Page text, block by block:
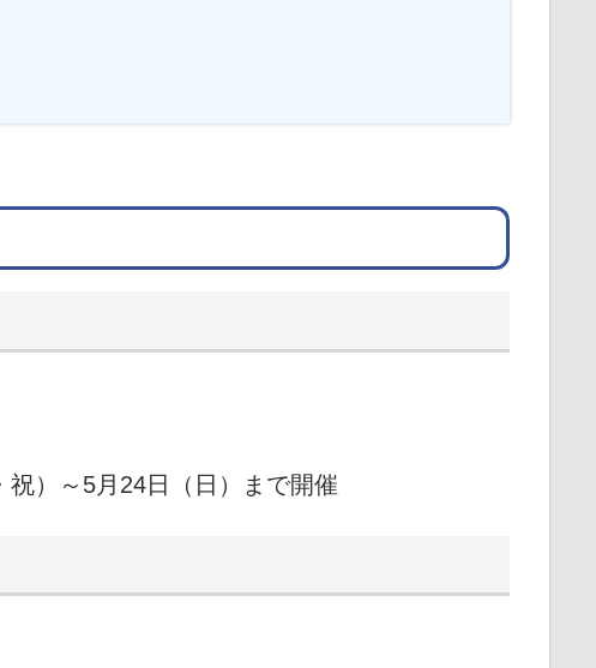
）～5月24日（日）まで開催